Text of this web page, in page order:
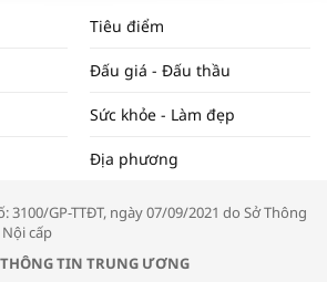
NAM NĂM 2024 VÀ NĂM 2025 | NHỊP
ĐẬP THỊ TRƯỜNG #62
Tọa đàm “Xúc tiến thương mại: Khơi
Tiêu điểm
Đấu giá - Đấu thầu
Sức khỏe - Làm đẹp
Địa phương
3100/GP-TTĐT, ngày 07/09/2021 do Sở Thông
cấp
THÔNG TIN TRUNG ƯƠNG